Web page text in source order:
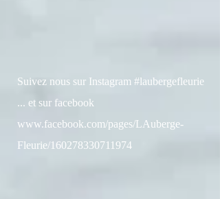
Suivez nous sur Instagram #laubergefleurie
... et sur facebook
www.facebook.com/pages/LAuberge-
Fleurie/160278330711974